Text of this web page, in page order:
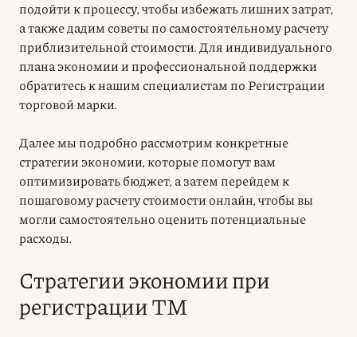
подойти к процессу, чтобы избежать лишних затрат,
а также дадим советы по самостоятельному расчету
приблизительной стоимости. Для индивидуального
плана экономии и профессиональной поддержки
обратитесь к нашим специалистам по Регистрации
торговой марки.
Далее мы подробно рассмотрим конкретные
стратегии экономии, которые помогут вам
оптимизировать бюджет, а затем перейдем к
пошаговому расчету стоимости онлайн, чтобы вы
могли самостоятельно оценить потенциальные
расходы.
Стратегии экономии при
регистрации ТМ